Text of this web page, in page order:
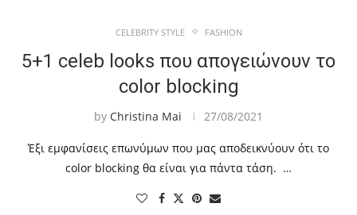
CELEBRITY STYLE FASHION
5+1 celeb looks που απογειώνουν το
color blocking
by Christina Mai 27/08/2021
Έξι εμφανίσεις επωνύμων που μας αποδεικνύουν ότι το
color blocking θα είναι για πάντα τάση. …